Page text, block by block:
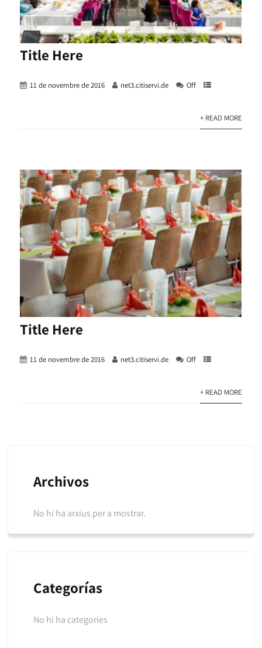
Title Here
11 de novembre de 2016 net3.citiservi.de Off
+ READ MORE
Title Here
11 de novembre de 2016 net3.citiservi.de Off
+ READ MORE
Archivos
No hi ha arxius per a mostrar.
Categorías
No hi ha categories